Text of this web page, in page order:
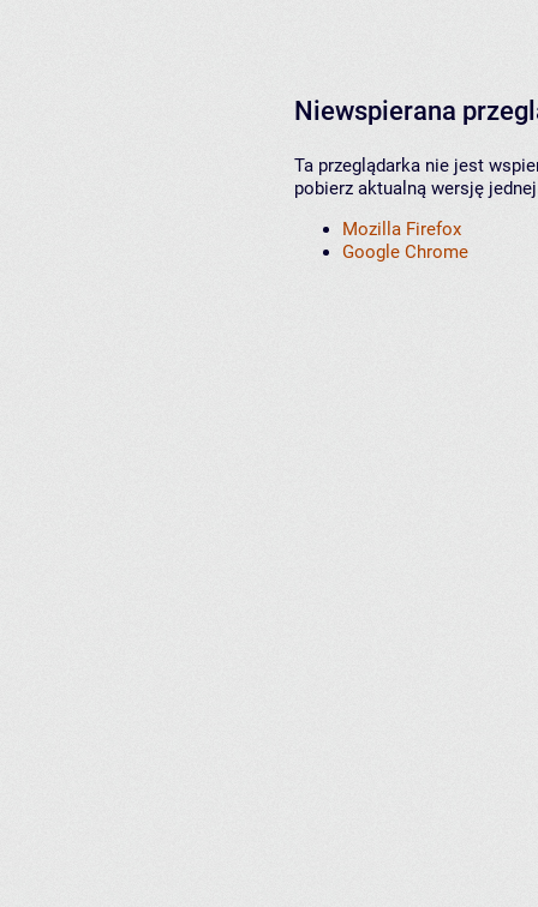
Niewspierana
Ta przeglądarka nie jest
pobierz aktualną wersję
Mozilla Firefox
Google Chrome